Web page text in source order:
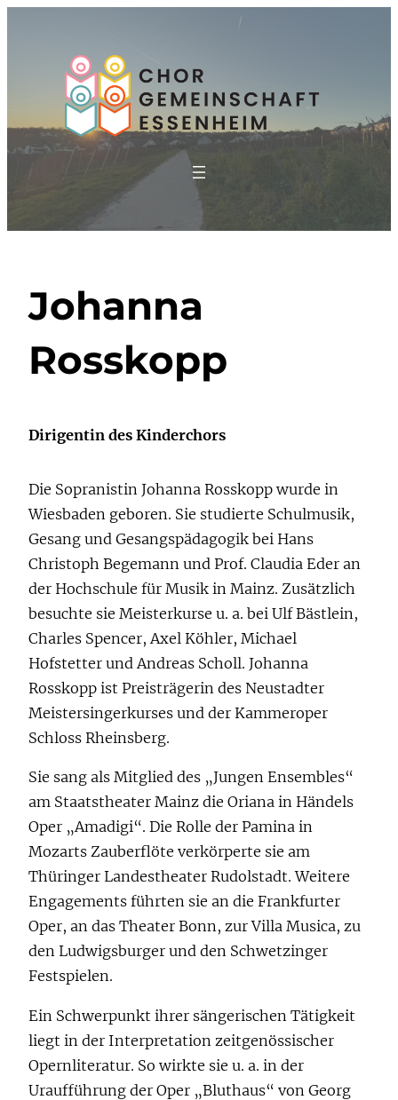
springen
Johanna
Rosskopp
Dirigentin des Kinderchors
Die Sopranistin Johanna Rosskopp wurde in
Wiesbaden geboren. Sie studierte Schulmusik,
Gesang und Gesangspädagogik bei Hans
Christoph Begemann und Prof. Claudia Eder an
der Hochschule für Musik in Mainz. Zusätzlich
besuchte sie Meisterkurse u. a. bei Ulf Bästlein,
Charles Spencer, Axel Köhler, Michael
Hofstetter und Andreas Scholl. Johanna
Rosskopp ist Preisträgerin des Neustadter
Meistersingerkurses und der Kammeroper
Schloss Rheinsberg.
Sie sang als Mitglied des „Jungen Ensembles“
am Staatstheater Mainz die Oriana in Händels
Oper „Amadigi“. Die Rolle der Pamina in
Mozarts Zauberflöte verkörperte sie am
Thüringer Landestheater Rudolstadt. Weitere
Engagements führten sie an die Frankfurter
Oper, an das Theater Bonn, zur Villa Musica, zu
den Ludwigsburger und den Schwetzinger
Festspielen.
Ein Schwerpunkt ihrer sängerischen Tätigkeit
liegt in der Interpretation zeitgenössischer
Opernliteratur. So wirkte sie u. a. in der
Uraufführung der Oper „Bluthaus“ von Georg